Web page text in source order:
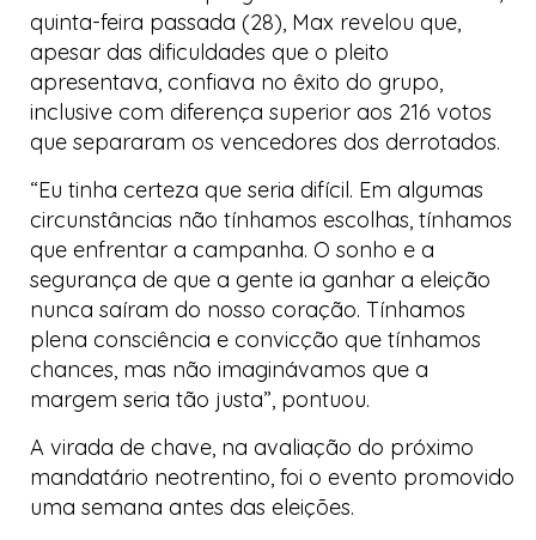
quinta-feira passada (28), Max revelou que,
apesar das dificuldades que o pleito
apresentava, confiava no êxito do grupo,
inclusive com diferença superior aos 216 votos
que separaram os vencedores dos derrotados.
“Eu tinha certeza que seria difícil. Em algumas
circunstâncias não tínhamos escolhas, tínhamos
que enfrentar a campanha. O sonho e a
segurança de que a gente ia ganhar a eleição
nunca saíram do nosso coração. Tínhamos
plena consciência e convicção que tínhamos
chances, mas não imaginávamos que a
margem seria tão justa”, pontuou.
A virada de chave, na avaliação do próximo
mandatário neotrentino, foi o evento promovido
uma semana antes das eleições.